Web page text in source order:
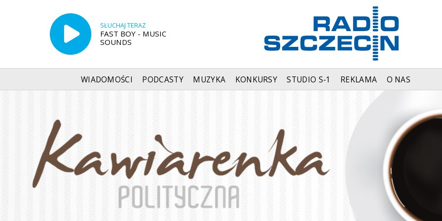
SŁUCHAJ TERAZ
FAST BOY - MUSIC
SOUNDS
WIADOMOŚCI PODCASTY MUZYKA KONKURSY STUDIO S-1 REKLAMA O NAS